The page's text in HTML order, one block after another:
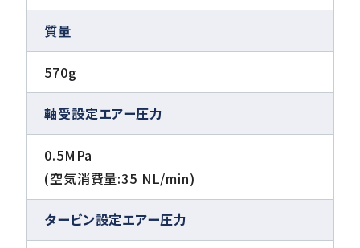
質量
570g
軸受設定エアー圧力
0.5MPa
(空気消費量:35 NL/min)
タービン設定エアー圧力